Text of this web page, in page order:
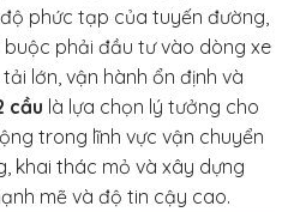
phức tạp của tuyến đường,
phải đầu tư vào dòng xe
lớn, vận hành ổn định và
cầu là lựa chọn lý tưởng cho
trong lĩnh vực vận chuyển
khai thác mỏ và xây dựng
mẽ và độ tin cậy cao.